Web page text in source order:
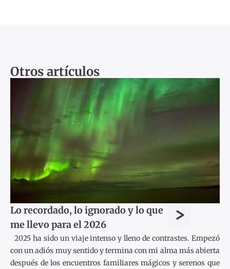
Otros artículos
Lo recordado, lo ignorado y lo que
me llevo para el 2026
>
2025 ha sido un viaje intenso y lleno de contrastes. Empezó
con un adiós muy sentido y termina con mi alma más abierta
después de los encuentros familiares mágicos y serenos que